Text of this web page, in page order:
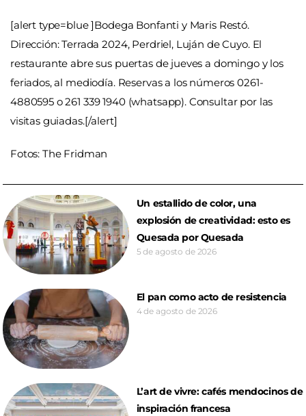
[alert type=blue ]Bodega Bonfanti y Maris Restó.
Dirección: Terrada 2024, Perdriel, Luján de Cuyo. El
restaurante abre sus puertas de jueves a domingo y los
feriados, al mediodía. Reservas a los números 0261-
4880595 o 261 339 1940 (whatsapp). Consultar por las
visitas guiadas.[/alert]
Fotos: The Fridman
Un estallido de color, una
explosión de creatividad: esto es
Quesada por Quesada
5 de agosto de 2026
El pan como acto de resistencia
4 de agosto de 2026
L’art de vivre: cafés mendocinos de
inspiración francesa